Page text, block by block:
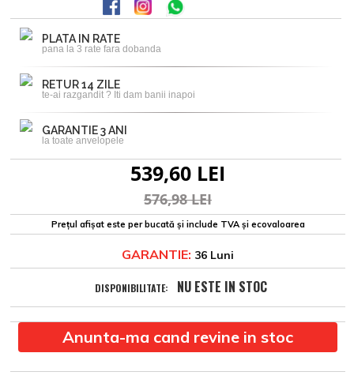
PLATA IN RATE
pana la 3 rate fara dobanda
RETUR 14 ZILE
te-ai razgandit ? Iti dam banii inapoi
GARANTIE 3 ANI
la toate anvelopele
539,60 LEI
576,98 LEI
Prețul afișat este per bucată și include TVA și ecovaloarea
GARANTIE: 36 Luni
DISPONIBILITATE: NU ESTE IN STOC
Anunta-ma cand revine in stoc